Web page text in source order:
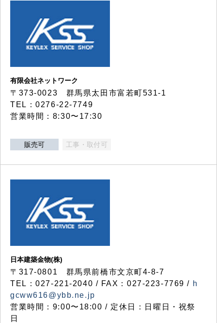
有限会社ネットワーク
〒373-0023 群馬県太田市富若町531-1
TEL：0276-22-7749
営業時間：8:30〜17:30
販売可 工事・取付可
日本建築金物(株)
〒317‐0801 群馬県前橋市文京町4-8-7
TEL：027-221-2040 / FAX：027-223-7769 / h
gcww616@ybb.ne.jp
営業時間：9:00〜18:00 / 定休日：日曜日・祝祭
日